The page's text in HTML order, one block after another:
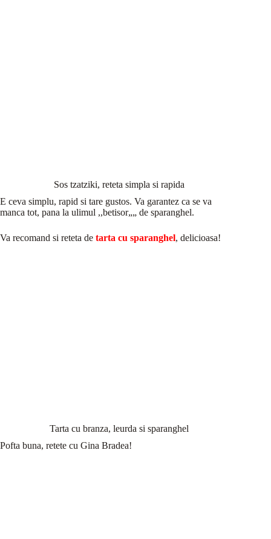
Sos tzatziki, reteta simpla si rapida
E ceva simplu, rapid si tare gustos. Va garantez ca se va
manca tot, pana la ulimul ,,betisor„„ de sparanghel.
Va recomand si reteta de tarta cu sparanghel, delicioasa!
Tarta cu branza, leurda si sparanghel
Pofta buna, retete cu Gina Bradea!